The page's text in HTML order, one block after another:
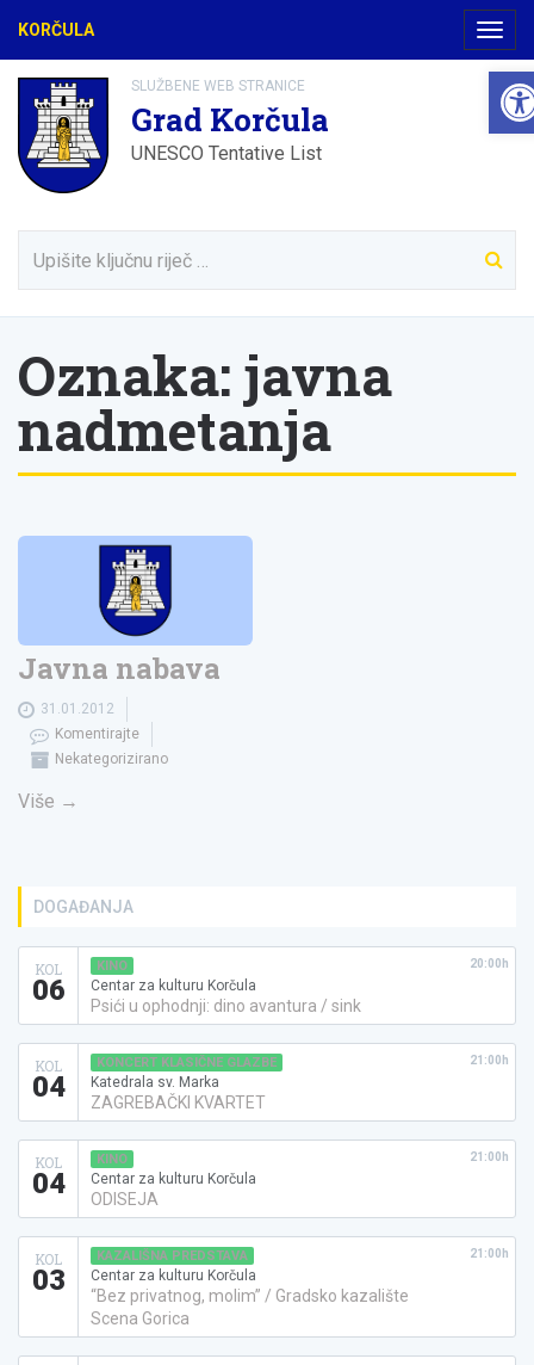
KORČULA
SLUŽBENE WEB STRANICE
Grad Korčula
UNESCO Tentative List
Oznaka: javna
nadmetanja
Javna nabava
31.01.2012
Komentirajte
Nekategorizirano
Više →
DOGAĐANJA
KOL
06
KINO
Centar za kulturu Korčula
Psići u ophodnji: dino avantura / sink
20:00h
KOL
04
KONCERT KLASIČNE GLAZBE
Katedrala sv. Marka
ZAGREBAČKI KVARTET
21:00h
KOL
04
KINO
Centar za kulturu Korčula
ODISEJA
21:00h
KOL
03
KAZALIŠNA PREDSTAVA
Centar za kulturu Korčula
“Bez privatnog, molim” / Gradsko kazalište
Scena Gorica
21:00h